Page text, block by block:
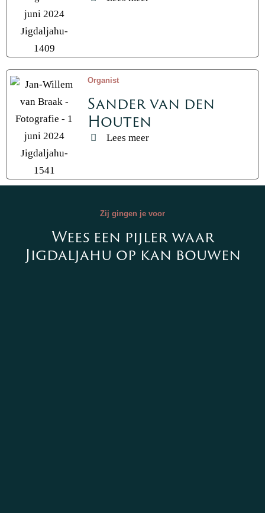
Organist
Sander van den
Houten
Lees meer
Zij gingen je voor
Wees een pijler waar
Jigdaljahu op kan bouwen